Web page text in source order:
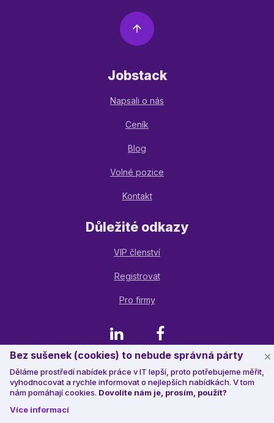
Bez sušenek (cookies) to nebude správná párty
Děláme prostředí nabídek práce v IT lepší, proto potřebujeme měřit,
vyhodnocovat a rychle informovat o nejlepších nabídkách. V tom
nám pomáhají cookies. Dovolíte nám je, prosím, použít?
Více informací
Jobstack
Napsali o nás
Ceník
Blog
Volné pozice
Kontakt
Důležité odkazy
VIP členství
Registrovat
Pro firmy
LinkedIn Facebook
© 2023 Jobstack.it, všechna práva vyhrazena